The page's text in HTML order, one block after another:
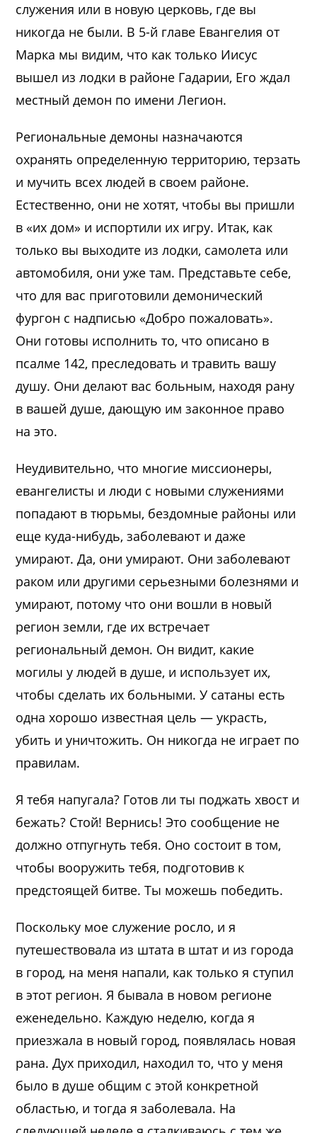
служения или в новую церковь, где вы
никогда не были. В 5-й главе Евангелия от
Марка мы видим, что как только Иисус
вышел из лодки в районе Гадарии, Его ждал
местный демон по имени Легион.
Региональные демоны назначаются
охранять определенную территорию, терзать
и мучить всех людей в своем районе.
Естественно, они не хотят, чтобы вы пришли
в «их дом» и испортили их игру. Итак, как
только вы выходите из лодки, самолета или
автомобиля, они уже там. Представьте себе,
что для вас приготовили демонический
фургон с надписью «Добро пожаловать».
Они готовы исполнить то, что описано в
псалме 142, преследовать и травить вашу
душу. Они делают вас больным, находя рану
в вашей душе, дающую им законное право
на это.
Неудивительно, что многие миссионеры,
евангелисты и люди с новыми служениями
попадают в тюрьмы, бездомные районы или
еще куда-нибудь, заболевают и даже
умирают. Да, они умирают. Они заболевают
раком или другими серьезными болезнями и
умирают, потому что они вошли в новый
регион земли, где их встречает
региональный демон. Он видит, какие
могилы у людей в душе, и использует их,
чтобы сделать их больными. У сатаны есть
одна хорошо известная цель — украсть,
убить и уничтожить. Он никогда не играет по
правилам.
Я тебя напугала? Готов ли ты поджать хвост и
бежать? Стой! Вернись! Это сообщение не
должно отпугнуть тебя. Оно состоит в том,
чтобы вооружить тебя, подготовив к
предстоящей битве. Ты можешь победить.
Поскольку мое служение росло, и я
путешествовала из штата в штат и из города
в город, на меня напали, как только я ступил
в этот регион. Я бывала в новом регионе
еженедельно. Каждую неделю, когда я
приезжала в новый город, появлялась новая
рана. Дух приходил, находил то, что у меня
было в душе общим с этой конкретной
областью, и тогда я заболевала. На